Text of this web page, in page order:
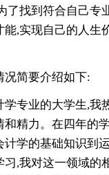
了找到符合自己专
能,实现自己的人生
况简要介绍如下:
学专业的大学生,我
精力。在四年的
计学的基础知识到
习,我对这一领域的